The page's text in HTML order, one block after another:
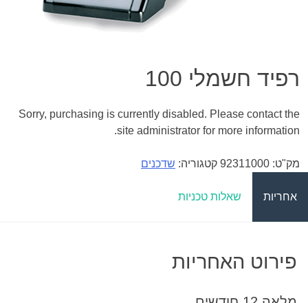
רפיד חשמלי 100
Sorry, purchasing is currently disabled. Please contact the
site administrator for more information.
מק"ט: 92311000 קטגוריה: שדכנים
אחריות שאלות טכניות
פירוט האחריות